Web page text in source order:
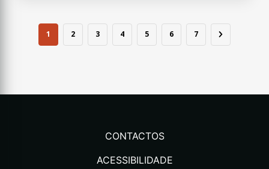
1 2 3 4 5 6 7
CONTACTOS
ACESSIBILIDADE